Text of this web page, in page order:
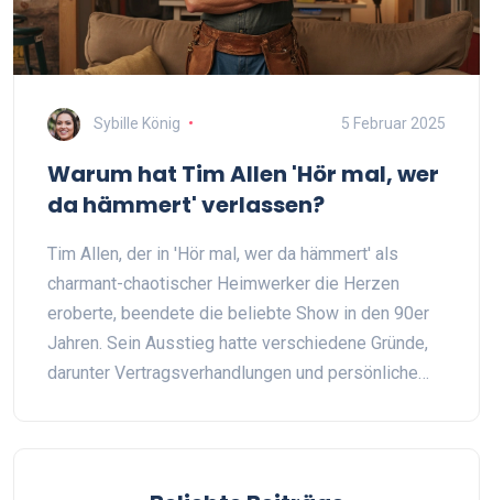
Sybille König 5 Februar 2025
Warum hat Tim Allen 'Hör mal, wer
da hämmert' verlassen?
Tim Allen, der in 'Hör mal, wer da hämmert' als
charmant-chaotischer Heimwerker die Herzen
eroberte, beendete die beliebte Show in den 90er
Jahren. Sein Ausstieg hatte verschiedene Gründe,
darunter Vertragsverhandlungen und persönliche
Beteiligten hatte. Außerdem werden Tipps